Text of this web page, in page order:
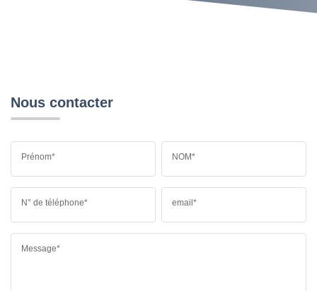
Nous contacter
Prénom* NOM*
N° de téléphone* email*
Message*